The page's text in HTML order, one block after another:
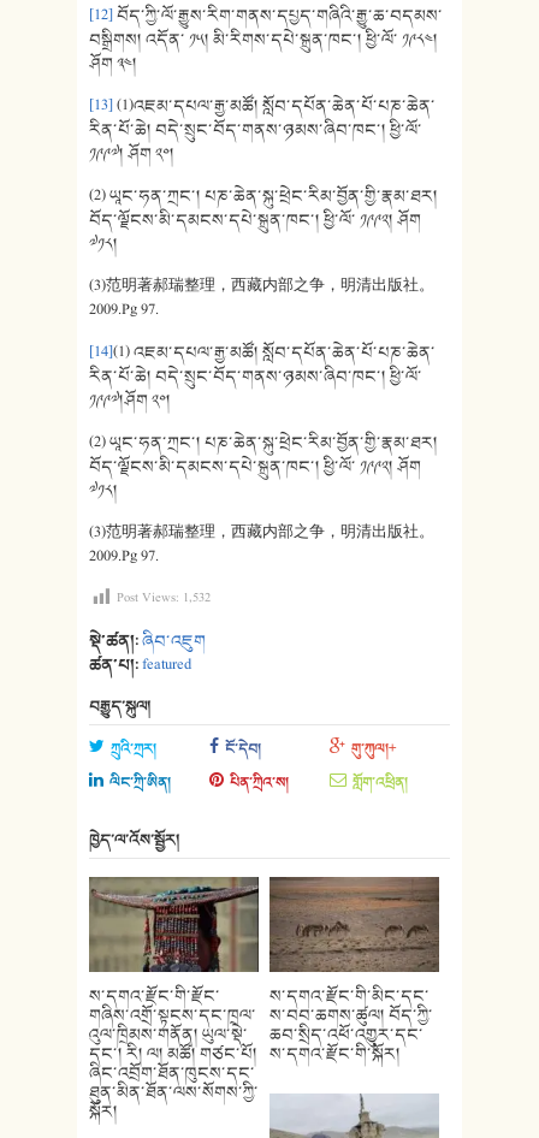
[12]བོད་ཀྱི་ལོ་རྒྱུས་རིག་གནས་དཔྱད་གཞིའི་རྒྱུ་ཆ་བདམས་
བསྒྲིགས། འདོན་ ༡༥། མི་རིགས་དཔེ་སྐྲུན་ཁང་། ཕྱི་ལོ་ ༡༩༨༤།
ཤོག ༣༤།
[13](1)འཇམ་དཔལ་རྒྱ་མཚོ། སློབ་དཔོན་ཆེན་པོ་པཎ་ཆེན་
རིན་པོ་ཆེ། བདེ་སྲུང་བོད་གནས་ཉམས་ཞིབ་ཁང་། ཕྱི་ལོ་
༡༩༩༧། ཤོག ༢༠།
(2) ཡཱང་ཧན་ཀྲང་། པཎ་ཆེན་སྐུ་ཕྲེང་རིམ་བྱོན་གྱི་རྣམ་ཐར།
བོད་ལྗོངས་མི་དམངས་དཔེ་སྐྲུན་ཁང་། ཕྱི་ལོ་ ༡༩༩༢། ཤོག
༧༡༨།
(3)范明著郝瑞整理，西藏内部之争，明清出版社。
2009.Pg 97.
[14](1) འཇམ་དཔལ་རྒྱ་མཚོ། སློབ་དཔོན་ཆེན་པོ་པཎ་ཆེན་
རིན་པོ་ཆེ། བདེ་སྲུང་བོད་གནས་ཉམས་ཞིབ་ཁང་། ཕྱི་ལོ་
༡༩༩༧།ཤོག ༢༠།
(2) ཡཱང་ཧན་ཀྲང་། པཎ་ཆེན་སྐུ་ཕྲེང་རིམ་བྱོན་གྱི་རྣམ་ཐར།
བོད་ལྗོངས་མི་དམངས་དཔེ་སྐྲུན་ཁང་། ཕྱི་ལོ་ ༡༩༩༢། ཤོག
༧༡༨།
(3)范明著郝瑞整理，西藏内部之争，明清出版社。
2009.Pg 97.
Post Views: 1,532
སྡེ་ཚན།:ཞིབ་འཇུག
ཚན་པ།:featured
བརྒྱུད་སྐུལ།
ཀྲུའི་ཀྲར། ངོ་དེབ།
གུ་ཀུལ།+
ལིང་ཀྲི་ཨིན།
པིན་ཀྲིའ་ས། གློག་འཕྲིན།
ཁྱེད་ལ་འོས་སྦྱོར།
ས་དགའ་རྫོང་གི་རྫོང་
གཞིས་འགྲོ་སྟངས་དང་ཁྲལ་
འུལ་ཁྲིམས་གནོན། ཡུལ་སྡེ་
དང་། རི། ལ། མཚོ། གཙང་པོ།
ཞིང་འབྲོག་ཐོན་ཁུངས་དང་
ཐུན་མིན་ཐོན་ལས་སོགས་ཀྱི་
སྐོར།
ས་དགའ་རྫོང་གི་མིང་དང་
ས་བབ་ཆགས་ཚུལ། བོད་ཀྱི་
ཆབ་སྲིད་འཕོ་འགྱུར་དང་
ས་དགའ་རྫོང་གི་སྐོར།